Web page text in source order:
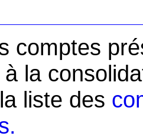
comptes
à la
liste des